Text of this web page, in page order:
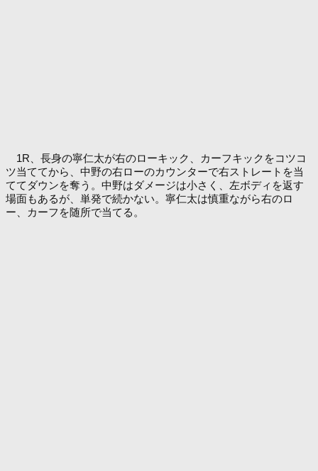
1R、長身の寧仁太が右のローキック、カーフキックをコツコ
ツ当ててから、中野の右ローのカウンターで右ストレートを当
ててダウンを奪う。中野はダメージは小さく、左ボディを返す
場面もあるが、単発で続かない。寧仁太は慎重ながら右のロ
ー、カーフを随所で当てる。